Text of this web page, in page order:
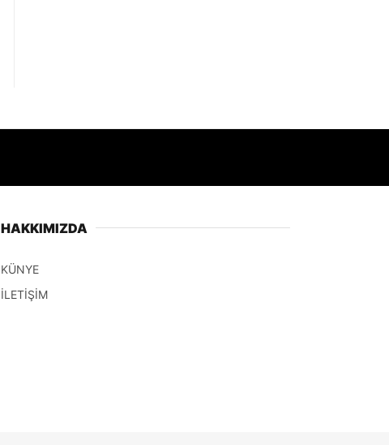
HAKKIMIZDA
KÜNYE
İLETİŞİM